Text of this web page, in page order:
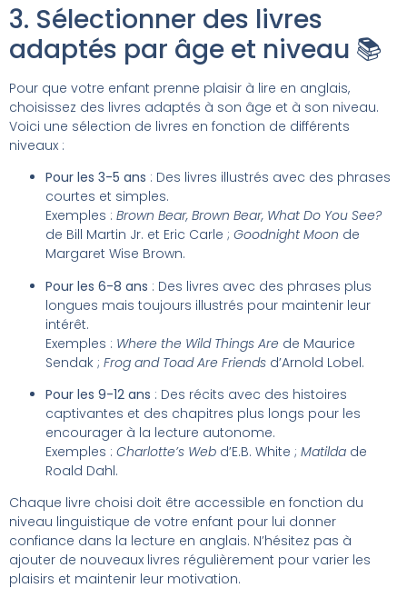
3. Sélectionner des livres
adaptés par âge et niveau 📚
Pour que votre enfant prenne plaisir à lire en anglais,
choisissez des livres adaptés à son âge et à son niveau.
Voici une sélection de livres en fonction de différents
niveaux :
Pour les 3-5 ans : Des livres illustrés avec des phrases
courtes et simples.
Exemples : Brown Bear, Brown Bear, What Do You See?
de Bill Martin Jr. et Eric Carle ; Goodnight Moon de
Margaret Wise Brown.
Pour les 6-8 ans : Des livres avec des phrases plus
longues mais toujours illustrés pour maintenir leur
intérêt.
Exemples : Where the Wild Things Are de Maurice
Sendak ; Frog and Toad Are Friends d’Arnold Lobel.
Pour les 9-12 ans : Des récits avec des histoires
captivantes et des chapitres plus longs pour les
encourager à la lecture autonome.
Exemples : Charlotte’s Web d’E.B. White ; Matilda de
Roald Dahl.
Chaque livre choisi doit être accessible en fonction du
niveau linguistique de votre enfant pour lui donner
confiance dans la lecture en anglais. N’hésitez pas à
ajouter de nouveaux livres régulièrement pour varier les
plaisirs et maintenir leur motivation.